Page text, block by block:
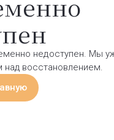
недоступен. Мы
над восстановлением.